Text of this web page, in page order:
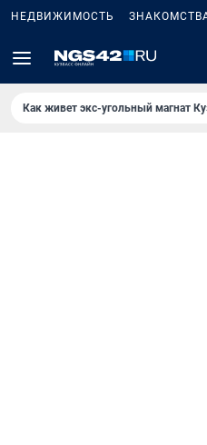
НЕДВИЖИМОСТЬ
Как живет экс-угольный магнат